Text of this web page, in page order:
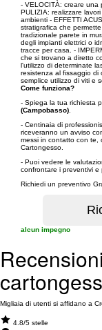
- VELOCITÀ: creare una
PULIZIA: realizzare
ambienti - EFFETTI
stratigrafica che
tradizionale parete in
degli impianti elettrici o
tracce per casa. -
che si trovano a diretto
l'utilizzo di determinate
resistenza al fissaggio
semplice utilizzo di viti e
Come funziona?
- Spiega la tua richiesta
(Campobasso)
- Centinaia di
riceveranno un avviso
messi in contatto con te,
Cartongesso.
- Puoi vedere le
confrontare i preventivi e
Richiedi un preventivo
alcun impegno
Migliaia di utenti si affidano a
4.8/5 stelle